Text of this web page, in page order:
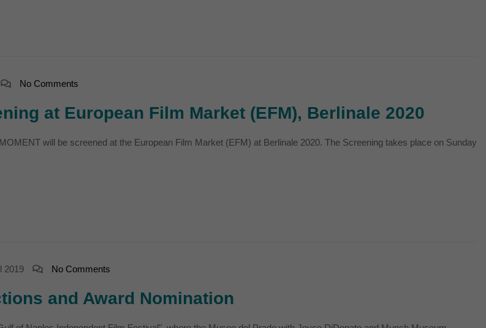
No Comments
at European Film Market (EFM), Berlinale 2020
will be screened at the European Film Market (EFM) at Berlinale 2020. The Screening takes place on Sunday
2019 No Comments
and Award Nomination